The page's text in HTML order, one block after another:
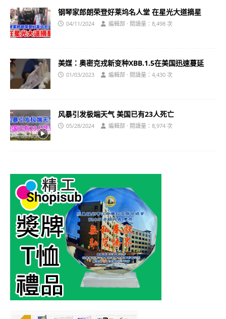
钢琴家郎朗荣登好莱坞名人堂 在星光大道摘星
04/11/2024 編輯部 · 閱讀量：8,498 次
美媒：奥密克戎新变种XBB.1.5在美国迅速蔓延
01/03/2023 編輯部 · 閱讀量：4,430 次
风暴引发极端天气 美国已有23人死亡
05/28/2024 編輯部 · 閱讀量：8,974 次